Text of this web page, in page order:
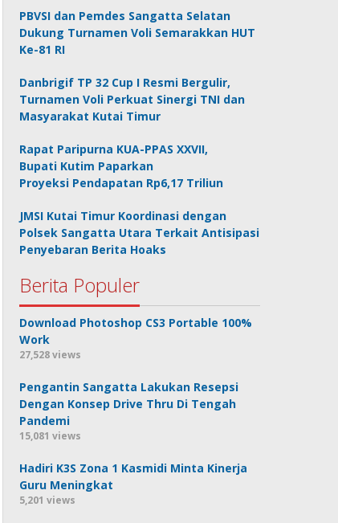
PBVSI dan Pemdes Sangatta Selatan
Dukung Turnamen Voli Semarakkan HUT
Ke-81 RI
Danbrigif TP 32 Cup I Resmi Bergulir,
Turnamen Voli Perkuat Sinergi TNI dan
Masyarakat Kutai Timur
Rapat Paripurna KUA-PPAS XXVII,
Bupati Kutim Paparkan
Proyeksi Pendapatan Rp6,17 Triliun
JMSI Kutai Timur Koordinasi dengan
Polsek Sangatta Utara Terkait Antisipasi
Penyebaran Berita Hoaks
Berita Populer
Download Photoshop CS3 Portable 100%
Work
27,528 views
Pengantin Sangatta Lakukan Resepsi
Dengan Konsep Drive Thru Di Tengah
Pandemi
15,081 views
Hadiri K3S Zona 1 Kasmidi Minta Kinerja
Guru Meningkat
5,201 views